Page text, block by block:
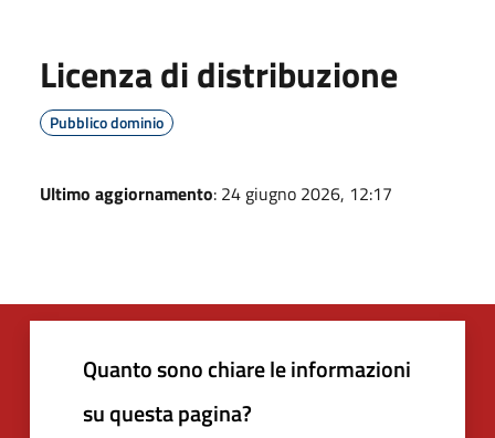
Licenza di distribuzione
Pubblico dominio
Ultimo aggiornamento: 24 giugno 2026, 12:17
Quanto sono chiare le informazioni
su questa pagina?